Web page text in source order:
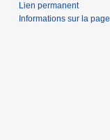
Lien permanent
Informations sur la page